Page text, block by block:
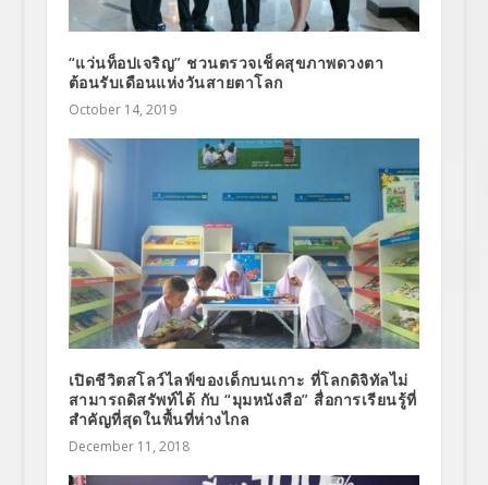
“แว่นท็อปเจริญ” ชวนตรวจเช็คสุขภาพดวงตา
ต้อนรับเดือนแห่งวันสายตาโลก
October 14, 2019
เปิดชีวิตสโลว์ไลฟ์ของเด็กบนเกาะ ที่โลกดิจิทัลไม่
สามารถดิสรัพท์ได้ กับ “มุมหนังสือ” สื่อการเรียนรู้ที่
สำคัญที่สุดในพื้นที่ห่างไกล
December 11, 2018